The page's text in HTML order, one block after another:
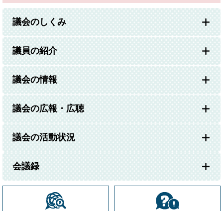
議会のしくみ
議員の紹介
議会の情報
議会の広報・広聴
議会の活動状況
会議録